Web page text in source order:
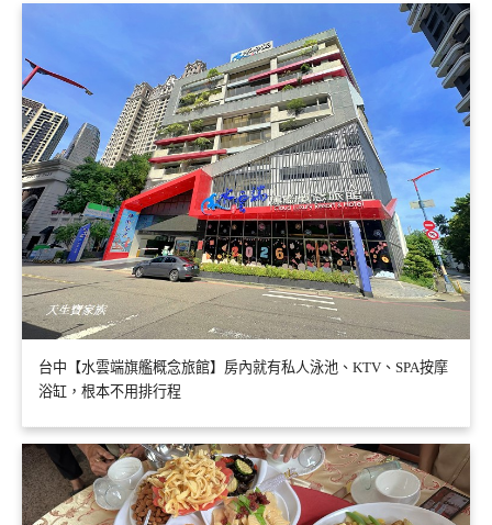
台中【水雲端旗艦概念旅館】房內就有私人泳池、KTV、SPA按摩
浴缸，根本不用排行程